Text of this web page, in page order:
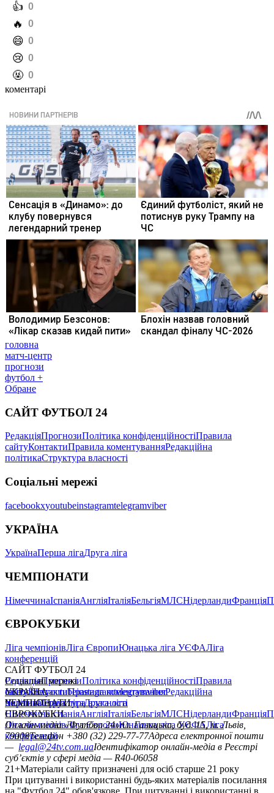
️👍 0
️🔥 0
️😄 0
️😢 0
️🤬 0
коментарі
головна
матч-центр
прогнози
футбол +
Обране
САЙТ ФУТБОЛ 24
РедакціяПрогнозиПолітика конфіденційностіПравила
сайтуКонтактиПравила коментуванняРедакційна
політикаСтруктура власності
Соціальні мережі
facebookxyoutubeinstagramtelegramviber
УКРАЇНА
УкраїнаПерша лігаДруга ліга
ЧЕМПІОНАТИ
НімеччинаІспаніяАнгліяІталіяБельгіяМЛСНідерландиФранція
ЄВРОКУБКИ
Ліга чемпіонівЛіга ЄвропиЮнацька ліга УЄФАЛіга
конференцій
САЙТ ФУТБОЛ 24
РедакціяПрогнозиПолітика конфіденційностіПравила
сайтуКонтактиПравила коментуванняРедакційна
політикаСтруктура власності
Соціальні мережі
facebookxyoutubeinstagramtelegramviber
УКРАЇНА
УкраїнаПерша лігаДруга ліга
ЧЕМПІОНАТИ
НімеччинаІспаніяАнгліяІталіяБельгіяМЛСНідерландиФранція
ЄВРОКУБКИ
Ліга чемпіонівЛіга ЄвропиЮнацька ліга УЄФАЛіга
конференцій
Онлайн-медіа «Футбол 24»пл. Галицька, буд. 15, м. Львів,
79008Телефон +380 (32) 229-77-77Адреса електронної пошти
— legal@24tv.com.uaІдентифікатор онлайн-медіа в Реєстрі
суб’єктів у сфері медіа — R40-06058
21+Матеріали сайту призначені для осіб старше 21 року
При цитуванні і використанні будь-яких матеріалів посилання